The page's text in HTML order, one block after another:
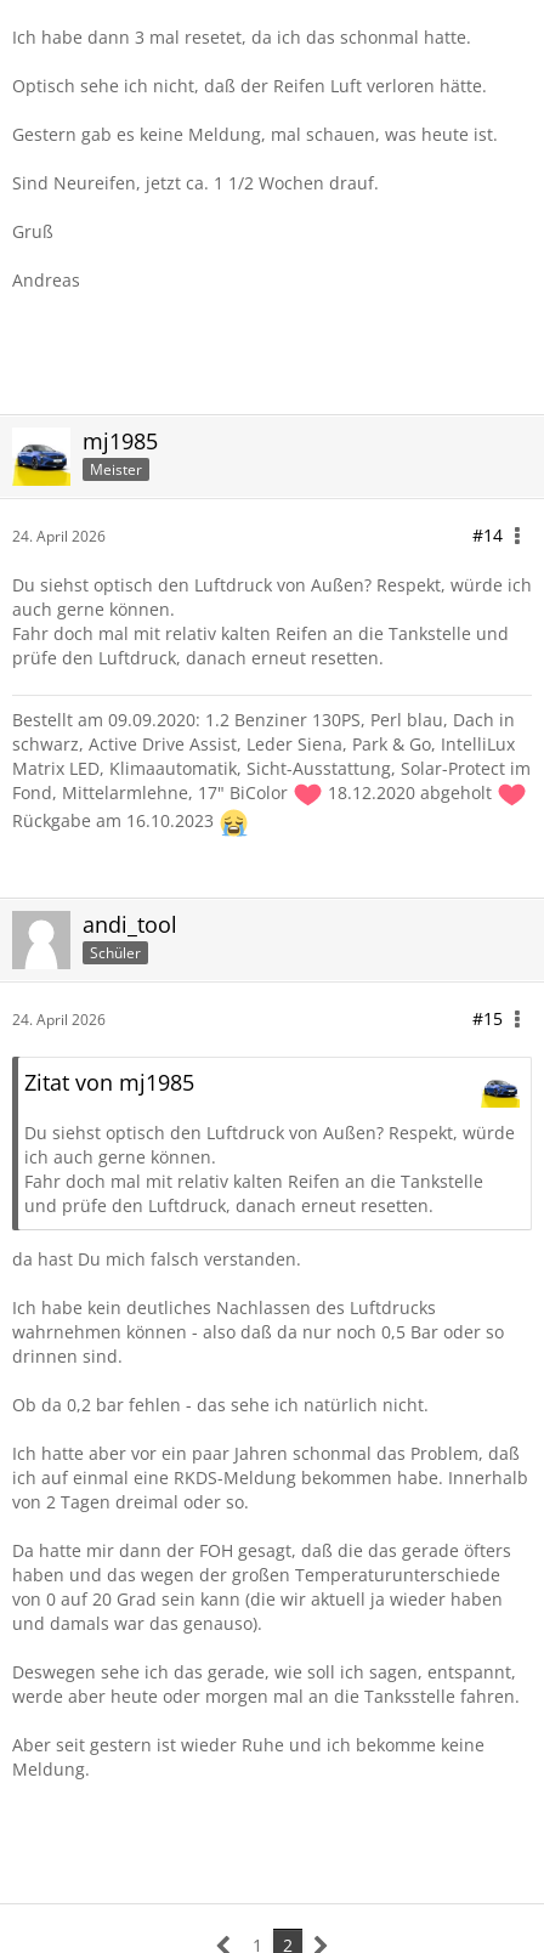
Ich habe dann 3 mal resetet, da ich das schonmal hatte.
Optisch sehe ich nicht, daß der Reifen Luft verloren hätte.
Gestern gab es keine Meldung, mal schauen, was heute ist.
Sind Neureifen, jetzt ca. 1 1/2 Wochen drauf.
Gruß
Andreas
mj1985
Meister
24. April 2026 #14
Du siehst optisch den Luftdruck von Außen? Respekt, würde ich
auch gerne können.
Fahr doch mal mit relativ kalten Reifen an die Tankstelle und
prüfe den Luftdruck, danach erneut resetten.
Bestellt am 09.09.2020: 1.2 Benziner 130PS, Perl blau, Dach in
schwarz, Active Drive Assist, Leder Siena, Park & Go, IntelliLux
Matrix LED, Klimaautomatik, Sicht-Ausstattung, Solar-Protect im
Fond, Mittelarmlehne, 17" BiColor
18.12.2020 abgeholt
Rückgabe am 16.10.2023
andi_tool
Schüler
24. April 2026 #15
Zitat von mj1985
Du siehst optisch den Luftdruck von Außen? Respekt, würde
ich auch gerne können.
Fahr doch mal mit relativ kalten Reifen an die Tankstelle
und prüfe den Luftdruck, danach erneut resetten.
da hast Du mich falsch verstanden.
Ich habe kein deutliches Nachlassen des Luftdrucks
wahrnehmen können - also daß da nur noch 0,5 Bar oder so
drinnen sind.
Ob da 0,2 bar fehlen - das sehe ich natürlich nicht.
Ich hatte aber vor ein paar Jahren schonmal das Problem, daß
ich auf einmal eine RKDS-Meldung bekommen habe. Innerhalb
von 2 Tagen dreimal oder so.
Da hatte mir dann der FOH gesagt, daß die das gerade öfters
haben und das wegen der großen Temperaturunterschiede
von 0 auf 20 Grad sein kann (die wir aktuell ja wieder haben
und damals war das genauso).
Deswegen sehe ich das gerade, wie soll ich sagen, entspannt,
werde aber heute oder morgen mal an die Tanksstelle fahren.
Aber seit gestern ist wieder Ruhe und ich bekomme keine
Meldung.
1 2